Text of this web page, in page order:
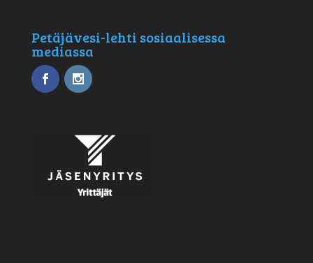
Petäjävesi-lehti sosiaalisessa
mediassa